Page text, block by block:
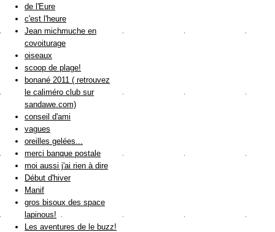
de l'Eure
c'est l'heure
Jean michmuche en
covoiturage
oiseaux
scoop de plage!
bonané 2011 ( retrouvez
le caliméro club sur
sandawe.com)
conseil d'ami
vagues
oreilles gelées...
merci banque postale
moi aussi j'ai rien à dire
Début d'hiver
Manif
gros bisoux des space
lapinous!
Les aventures de le buzz!